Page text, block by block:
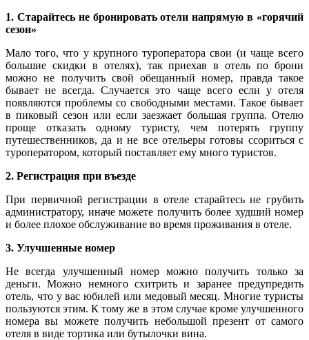
1. Старайтесь не бронировать отели напрямую в «горячий
сезон»
Мало того, что у крупного туроператора свои (и чаще всего
большие скидки в отелях), так приехав в отель по брони
можно не получить свой обещанный номер, правда такое
бывает не всегда. Случается это чаще всего если у отеля
появляются проблемы со свободными местами. Такое бывает
в пиковый сезон или если заезжает большая группа. Отелю
проще отказать одному туристу, чем потерять группу
путешественников, да и не все отельеры готовы ссориться с
туроператором, который поставляет ему много туристов.
2. Регистрация при въезде
При первичной регистрации в отеле старайтесь не грубить
администратору, иначе можете получить более худший номер
и более плохое обслуживание во время проживания в отеле.
3. Улучшенные номер
Не всегда улучшенный номер можно получить только за
деньги. Можно немного схитрить и заранее предупредить
отель, что у вас юбилей или медовый месяц. Многие туристы
пользуются этим. К тому же в этом случае кроме улучшенного
номера вы можете получить небольшой презент от самого
отеля в виде тортика или бутылочки вина.